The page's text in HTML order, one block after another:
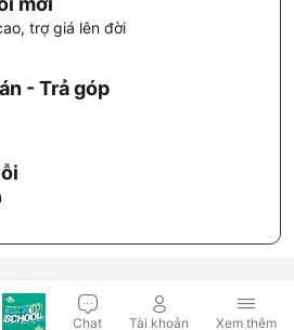
trợ giá lên đời
- Trả góp
Chat Tài khoản Xem thêm